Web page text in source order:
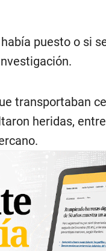
puesto o si
transportaban
heridas,